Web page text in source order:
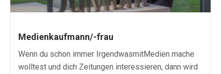
Medienkaufmann/-frau
Wenn du schon immer IrgendwasmitMedien mache
wolltest und dich Zeitungen interessieren, dann wird